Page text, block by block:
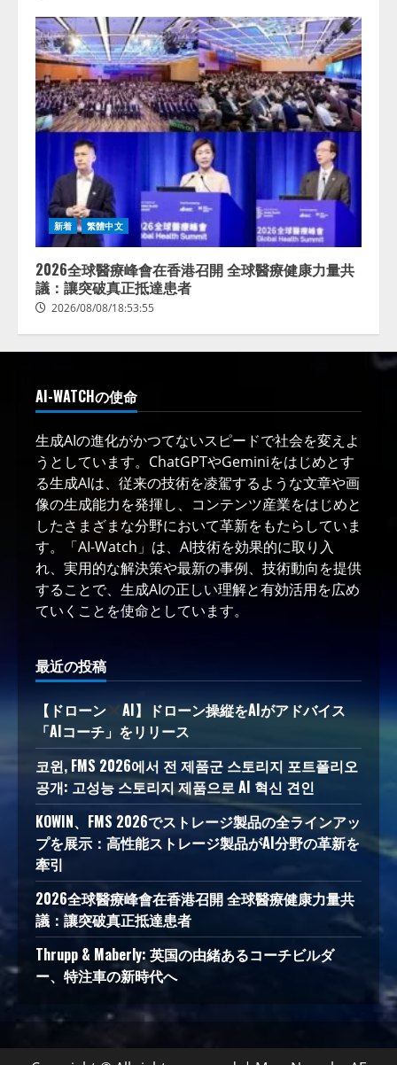
新着 繁體中文
2026全球醫療峰會在香港召開 全球醫療健康力量共
議：讓突破真正抵達患者
2026/08/08/18:53:55
AI-WATCHの使命
生成AIの進化がかつてないスピードで社会を変えよ
うとしています。ChatGPTやGeminiをはじめとす
る生成AIは、従来の技術を凌駕するような文章や画
像の生成能力を発揮し、コンテンツ産業をはじめと
したさまざまな分野において革新をもたらしていま
す。「AI-Watch」は、AI技術を効果的に取り入
れ、実用的な解決策や最新の事例、技術動向を提供
することで、生成AIの正しい理解と有効活用を広め
ていくことを使命としています。
最近の投稿
【ドローン
AI】ドローン操縦をAIがアドバイス
「AIコーチ」をリリース
코윈, FMS 2026에서 전 제품군 스토리지 포트폴리오
공개: 고성능 스토리지 제품으로 AI 혁신 견인
KOWIN、FMS 2026でストレージ製品の全ラインアッ
プを展示：高性能ストレージ製品がAI分野の革新を
牽引
2026全球醫療峰會在香港召開 全球醫療健康力量共
議：讓突破真正抵達患者
Thrupp & Maberly: 英国の由緒あるコーチビルダ
ー、特注車の新時代へ